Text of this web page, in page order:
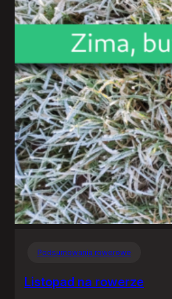
Podsumowania rowerowe
Listopad na rowerze